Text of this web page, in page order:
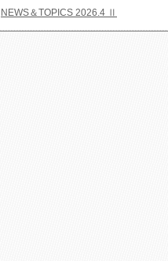
NEWS＆TOPICS 2026.4 Ⅱ